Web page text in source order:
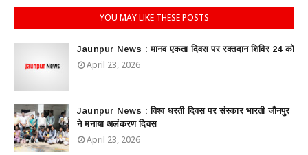
YOU MAY LIKE THESE POSTS
Jaunpur News : ​मानव एकता दिवस पर रक्तदान शिविर 24 को
April 23, 2026
Jaunpur News : विश्व धरती दिवस पर संस्कार भारती जौनपुर
ने मनाया अलंकरण दिवस
April 23, 2026